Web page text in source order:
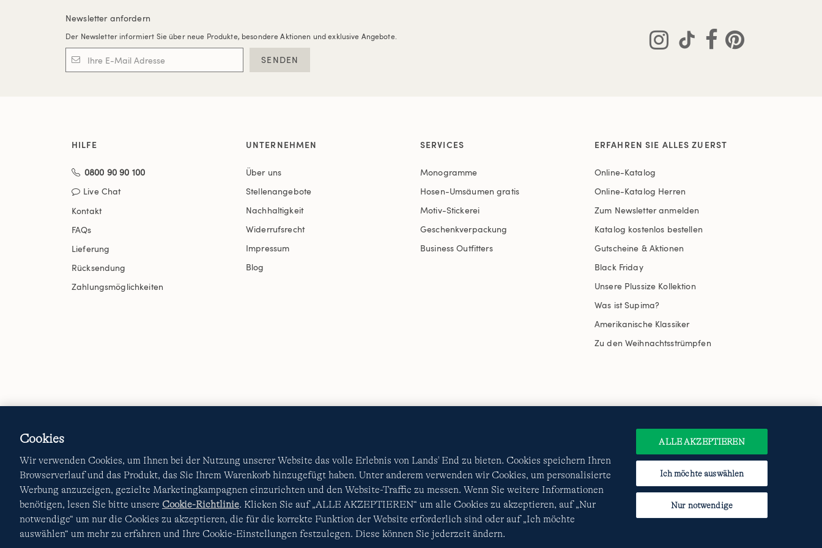
Newsletter anfordern
Der Newsletter informiert Sie über neue Produkte, besondere Aktionen und exklusive Angebote.
SENDEN
HILFE
0800 90 90 100
Live Chat
Kontakt
FAQs
Lieferung
Rücksendung
Zahlungsmöglichkeiten
UNTERNEHMEN
Über uns
Stellenangebote
Nachhaltigkeit
Widerrufsrecht
Impressum
Blog
SERVICES
Monogramme
Hosen-Umsäumen gratis
Motiv-Stickerei
Geschenkverpackung
Business Outfitters
ERFAHREN SIE ALLES ZUERST
Online-Katalog
Online-Katalog Herren
Zum Newsletter anmelden
Katalog kostenlos bestellen
Gutscheine & Aktionen
Black Friday
Unsere Plussize Kollektion
Was ist Supima?
Amerikanische Klassiker
Zu den Weihnachtsstrümpfen
Datenschutzerklärung
Cookies
Wir verwenden Cookies, um Ihnen bei der Nutzung unserer Website das volle Erlebnis von Lands' End zu bieten. Cookies speichern Ihren
Browserverlauf und das Produkt, das Sie Ihrem Warenkorb hinzugefügt haben. Unter anderem verwenden wir Cookies, um personalisierte
Werbung anzuzeigen, gezielte Marketingkampagnen einzurichten und den Website-Traffic zu messen. Wenn Sie weitere Informationen
benötigen, lesen Sie bitte unsere Cookie-Richtlinie. Klicken Sie auf „ALLE AKZEPTIEREN“ um alle Cookies zu akzeptieren, auf „Nur
notwendige“ um nur die Cookies zu akzeptieren, die für die korrekte Funktion der Website erforderlich sind oder auf „Ich möchte
auswählen“ um mehr zu erfahren und Ihre Cookie-Einstellungen festzulegen. Diese können Sie jederzeit ändern.
Ich möchte auswählen
Nur notwendige
ALLE AKZEPTIEREN